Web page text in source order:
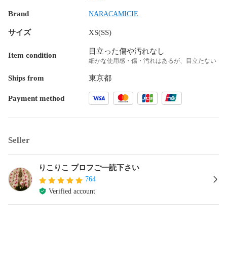
Brand NARACAMICIE
サイズ XS(SS)
Item condition 目立った傷や汚れなし
細かな使用感・傷・汚れはあるが、目立たない
Ships from 東京都
Payment method
Seller
りこりこ プロフご一読下さい
764
Verified account